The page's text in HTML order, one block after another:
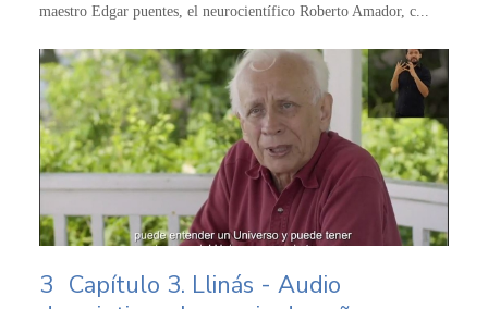
maestro Edgar puentes, el neurocientífico Roberto Amador, c...
3 Capítulo 3. Llinás - Audio